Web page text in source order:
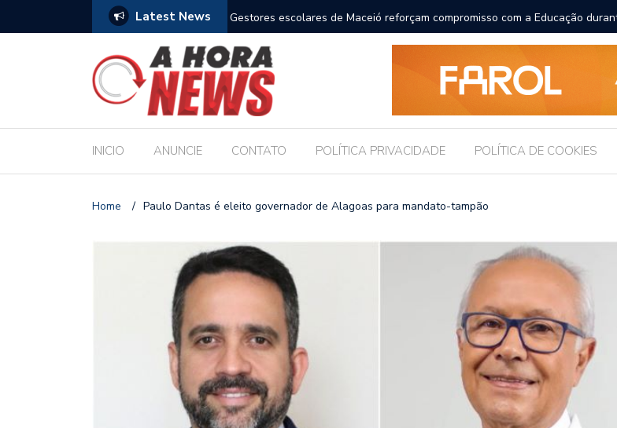
Latest News
reforçam compromisso com a Educação durante posseBolsonaro pede ao STF para receber os filhos no Dia dos Pais
INICIO ANUNCIE CONTATO POLÍTICA PRIVACIDADE POLÍTICA DE COOKIES
Home / Paulo Dantas é eleito governador de Alagoas para mandato-tampão